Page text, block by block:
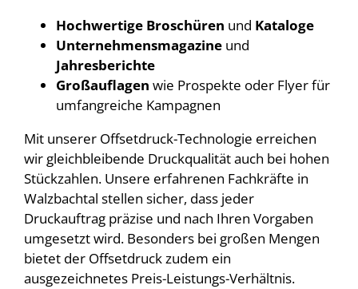
Hochwertige Broschüren und Kataloge
Unternehmensmagazineund
Jahresberichte
Großauflagen wie Prospekte oder Flyer für
umfangreiche Kampagnen
Mit unserer Offsetdruck-Technologie erreichen
wir gleichbleibende Druckqualität auch bei hohen
Stückzahlen. Unsere erfahrenen Fachkräfte in
Walzbachtal stellen sicher, dass jeder
Druckauftrag präzise und nach Ihren Vorgaben
umgesetzt wird. Besonders bei großen Mengen
bietet der Offsetdruck zudem ein
ausgezeichnetes Preis-Leistungs-Verhältnis.